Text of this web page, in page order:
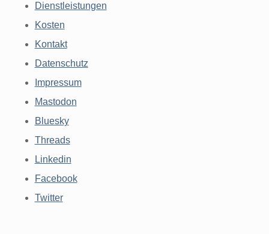
Dienstleistungen
Kosten
Kontakt
Datenschutz
Impressum
Mastodon
Bluesky
Threads
Linkedin
Facebook
Twitter